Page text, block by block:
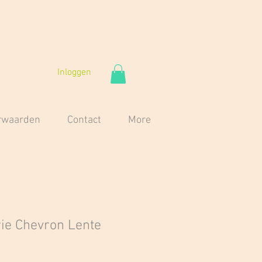
Inloggen
Contact More
Chevron Lente